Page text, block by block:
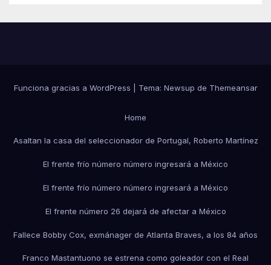
Funciona gracias a WordPress Tema: Newsup de Themeansar
Home
Asaltan la casa del seleccionador de Portugal, Roberto Martínez
El frente frío número número ingresará a México
El frente frío número número ingresará a México
El frente número 26 dejará de afectar a México
Fallece Bobby Cox, exmánager de Atlanta Braves, a los 84 años
Franco Mastantuono se estrena como goleador con el Real